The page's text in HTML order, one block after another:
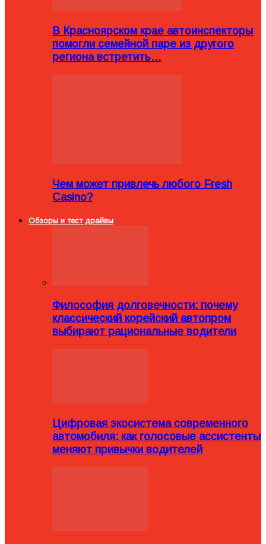
В Красноярском крае автоинспекторы
помогли семейной паре из другого
региона встретить…
Чем может привлечь любого Fresh
Casino?
Обзоры и тест драйвы
Философия долговечности: почему
классический корейский автопром
выбирают рациональные водители
Цифровая экосистема современного
автомобиля: как голосовые ассистенты
меняют привычки водителей